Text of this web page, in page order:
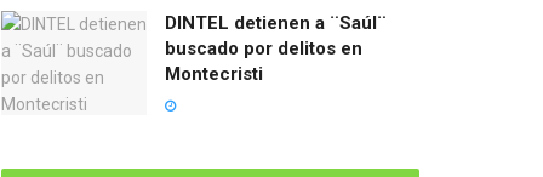
DINTEL detienen a ¨Saúl¨
buscado por delitos en
Montecristi